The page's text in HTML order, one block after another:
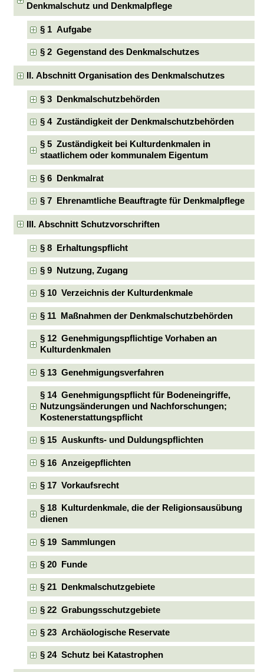
Denkmalschutz und Denkmalpflege
§ 1 Aufgabe
§ 2 Gegenstand des Denkmalschutzes
II. Abschnitt Organisation des Denkmalschutzes
§ 3 Denkmalschutzbehörden
§ 4 Zuständigkeit der Denkmalschutzbehörden
§ 5 Zuständigkeit bei Kulturdenkmalen in
staatlichem oder kommunalem Eigentum
§ 6 Denkmalrat
§ 7 Ehrenamtliche Beauftragte für Denkmalpflege
III. Abschnitt Schutzvorschriften
§ 8 Erhaltungspflicht
§ 9 Nutzung, Zugang
§ 10 Verzeichnis der Kulturdenkmale
§ 11 Maßnahmen der Denkmalschutzbehörden
§ 12 Genehmigungspflichtige Vorhaben an
Kulturdenkmalen
§ 13 Genehmigungsverfahren
§ 14 Genehmigungspflicht für Bodeneingriffe,
Nutzungsänderungen und Nachforschungen;
Kostenerstattungspflicht
§ 15 Auskunfts- und Duldungspflichten
§ 16 Anzeigepflichten
§ 17 Vorkaufsrecht
§ 18 Kulturdenkmale, die der Religionsausübung
dienen
§ 19 Sammlungen
§ 20 Funde
§ 21 Denkmalschutzgebiete
§ 22 Grabungsschutzgebiete
§ 23 Archäologische Reservate
§ 24 Schutz bei Katastrophen